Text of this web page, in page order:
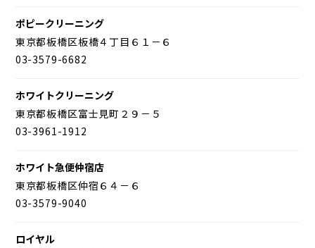
ポピークリーニング
東京都板橋区板橋４丁目６１－６
03-3579-6682
ホワイトクリーニング
東京都板橋区富士見町２９－５
03-3961-1912
ホワイト急便仲宿店
東京都板橋区仲宿６４－６
03-3579-9040
ロイヤル